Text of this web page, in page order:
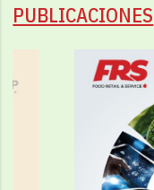
PUBLICACIONES